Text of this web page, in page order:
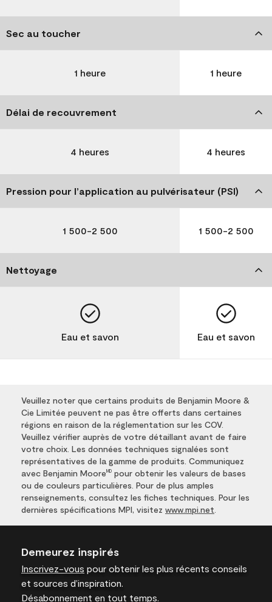
Sec au toucher
1 heure 1 heure
Délai de recouvrement
4 heures 4 heures
Pression pour l’application au pulvérisateur (PSI)
1 500-2 500 1 500-2 500
Nettoyage
Eau et savon Eau et savon
Veuillez noter que certains produits de Benjamin Moore &
Cie Limitée peuvent ne pas être offerts dans certaines
régions en raison de la réglementation sur les COV.
Veuillez vérifier auprès de votre détaillant avant de faire
votre choix. Les données techniques signalées sont
représentatives de la gamme de produits. Communiquez
avec Benjamin Moore MD pour obtenir les valeurs de bases
ou de couleurs particulières. Pour de plus amples
renseignements, consultez les fiches techniques. Pour les
dernières spécifications MPI, visitez www.mpi.net
Demeurez inspirés
Inscrivez-vous pour obtenir les plus récents conseils
et sources d’inspiration.
Désabonnement en tout temps.